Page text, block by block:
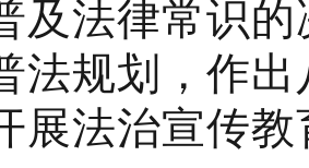
及法律常识
法规划，作
展法治宣传教